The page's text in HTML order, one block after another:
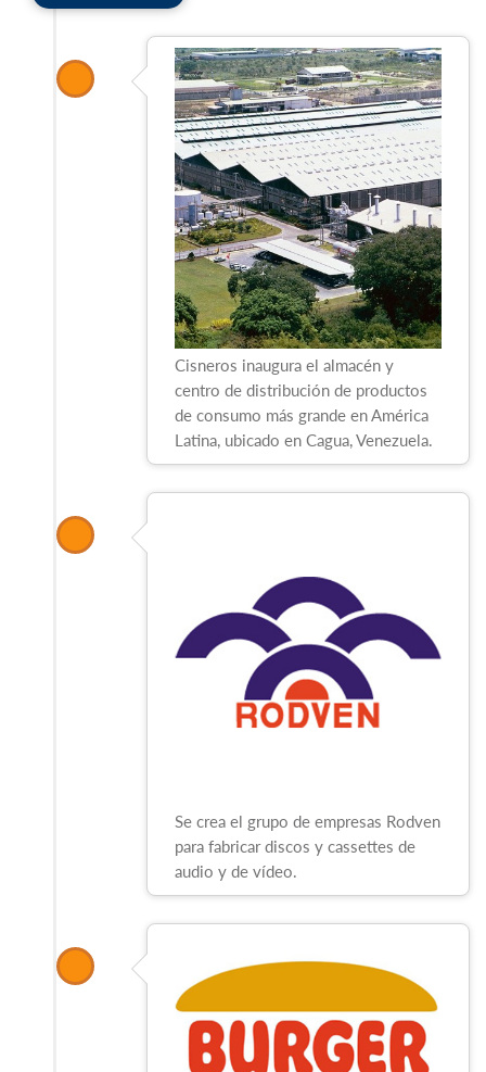
Cisneros inaugura el almacén y
centro de distribución de productos
de consumo más grande en América
Latina, ubicado en Cagua, Venezuela.
Se crea el grupo de empresas Rodven
para fabricar discos y cassettes de
audio y de vídeo.